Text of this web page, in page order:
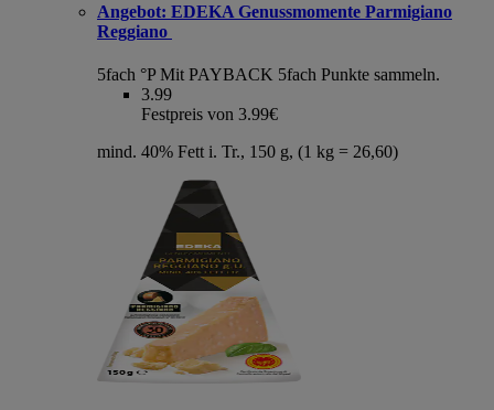
Angebot: EDEKA Genussmomente Parmigiano
Reggiano
5fach °P Mit PAYBACK 5fach Punkte sammeln.
3.99
Festpreis von 3.99€
mind. 40% Fett i. Tr., 150 g, (1 kg = 26,60)